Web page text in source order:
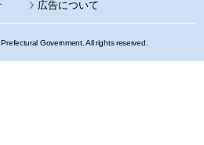
広告について
Government. All rights reserved.